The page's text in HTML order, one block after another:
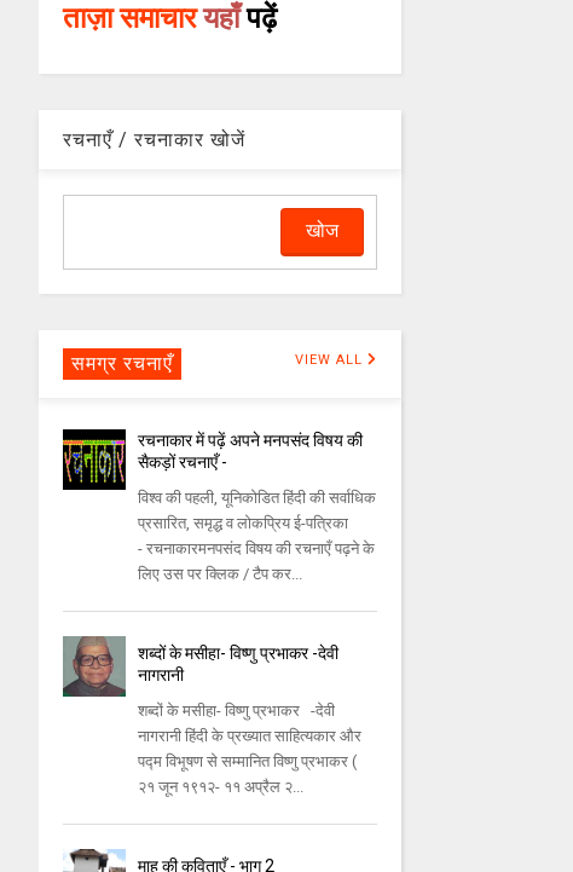
ताज़ा समाचारयहाँपढ़ें
रचनाएँ / रचनाकार खोजें
समग्र रचनाएँ VIEW ALL
रचनाकार में पढ़ें अपने मनपसंद विषय की
सैकड़ों रचनाएँ -
विश्व की पहली, यूनिकोडित हिंदी की सर्वाधिक
प्रसारित, समृद्ध व लोकप्रिय ई-पत्रिका
- रचनाकारमनपसंद विषय की रचनाएँ पढ़ने के
लिए उस पर क्लिक / टैप कर...
शब्दों के मसीहा- विष्णु प्रभाकर -देवी
नागरानी
शब्दों के मसीहा- विष्णु प्रभाकर -देवी
नागरानी हिंदी के प्रख्यात साहित्यकार और
पद्म विभूषण से सम्मानित विष्णु प्रभाकर (
२१ जून १९१२- ११ अप्रैल २...
माह की कविताएँ - भाग 2